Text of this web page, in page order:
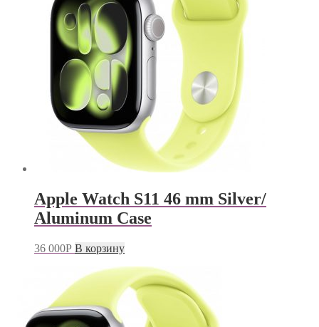
Apple Watch S11 46 mm Silver/
Aluminum Case
36 000Р В корзину